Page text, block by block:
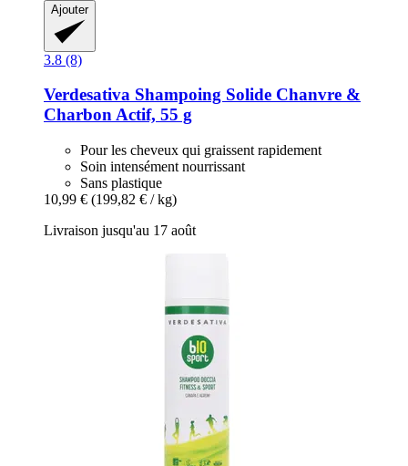
Ajouter
3.8 (8)
Verdesativa Shampoing Solide Chanvre &
Charbon Actif, 55 g
Pour les cheveux qui graissent rapidement
Soin intensément nourrissant
Sans plastique
10,99 € (199,82 € / kg)
Livraison jusqu'au 17 août